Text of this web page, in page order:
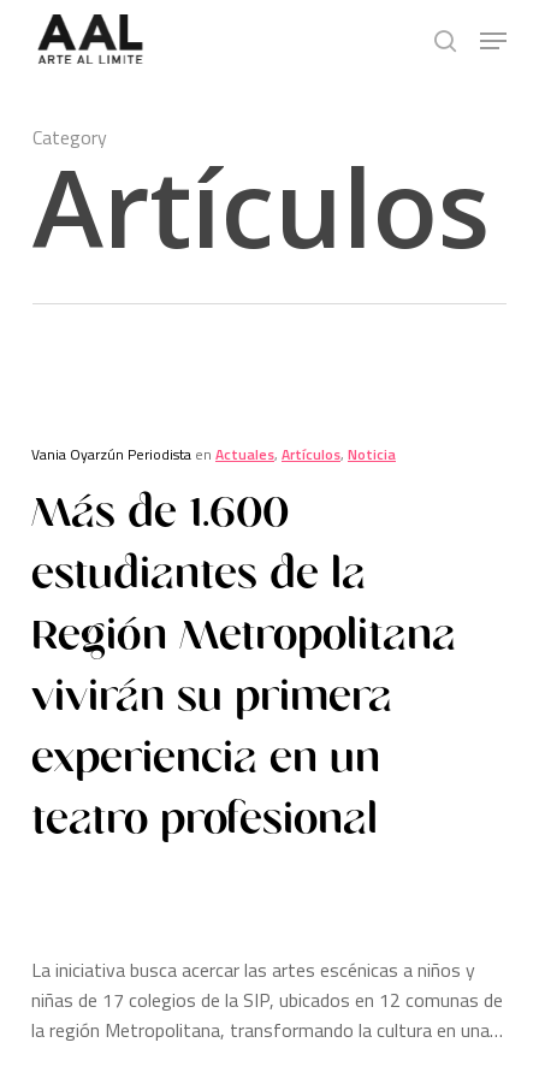
search
Menu
Category
Artículos
Vania Oyarzún Periodista en Actuales, Artículos, Noticia
Más de 1.600
estudiantes de la
Región Metropolitana
vivirán su primera
experiencia en un
teatro profesional
La iniciativa busca acercar las artes escénicas a niños y
niñas de 17 colegios de la SIP, ubicados en 12 comunas de
la región Metropolitana, transformando la cultura en una…